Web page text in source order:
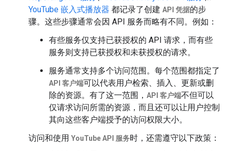
YouTube 嵌入式播放器 都记录了创建 API 凭据的步
骤。这些步骤通常会因 API 服务而略有不同。例如：
有些服务仅支持已获授权的 API 请求，而有些
服务则支持已获授权和未获授权的请求。
服务通常支持多个访问范围。每个范围都指定了
API 客户端可以代表用户检索、插入、更新或删
除的资源。有了这一范围， API 客户端不但可以
仅请求访问所需的资源，而且还可以让用户控制
其向这些客户端授予的访问权限大小。
访问和使用 YouTube API 服务时，还需遵守以下政策：